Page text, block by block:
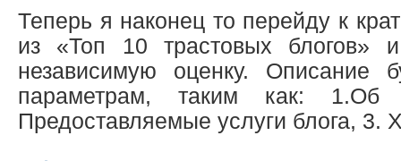
Теперь я наконец то перейду к
из «Топ 10 трастовых блогов»
независимую оценку. Описание
параметрам, таким как:
Предоставляемые услуги блога, 3.